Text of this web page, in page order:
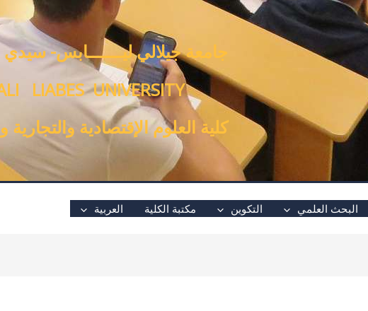
جامعة جيلالي ليـــــــابس- سيدي
LIABES UNIVERSITY
كلية العلوم الإقتصادية والتجارية
البحث العلمي التكوين مكتبة الكلية العربية